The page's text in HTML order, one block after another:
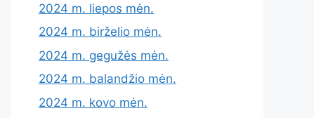
2024 m. liepos mėn.
2024 m. birželio mėn.
2024 m. gegužės mėn.
2024 m. balandžio mėn.
2024 m. kovo mėn.